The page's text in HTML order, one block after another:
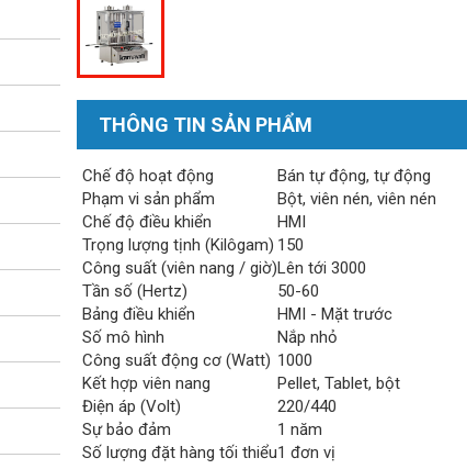
THÔNG TIN SẢN PHẨM
Chế độ hoạt động
Bán tự động, tự động
Phạm vi sản phẩm
Bột, viên nén, viên nén
Chế độ điều khiển
HMI
Trọng lượng tịnh (Kilôgam) 150
Công suất (viên nang / giờ)Lên tới 3000
Tần số (Hertz)
50-60
Bảng điều khiển
HMI - Mặt trước
Số mô hình
Nắp nhỏ
Công suất động cơ (Watt) 1000
Kết hợp viên nang
Pellet, Tablet, bột
Điện áp (Volt)
220/440
Sự bảo đảm
1 năm
Số lượng đặt hàng tối thiểu1 đơn vị